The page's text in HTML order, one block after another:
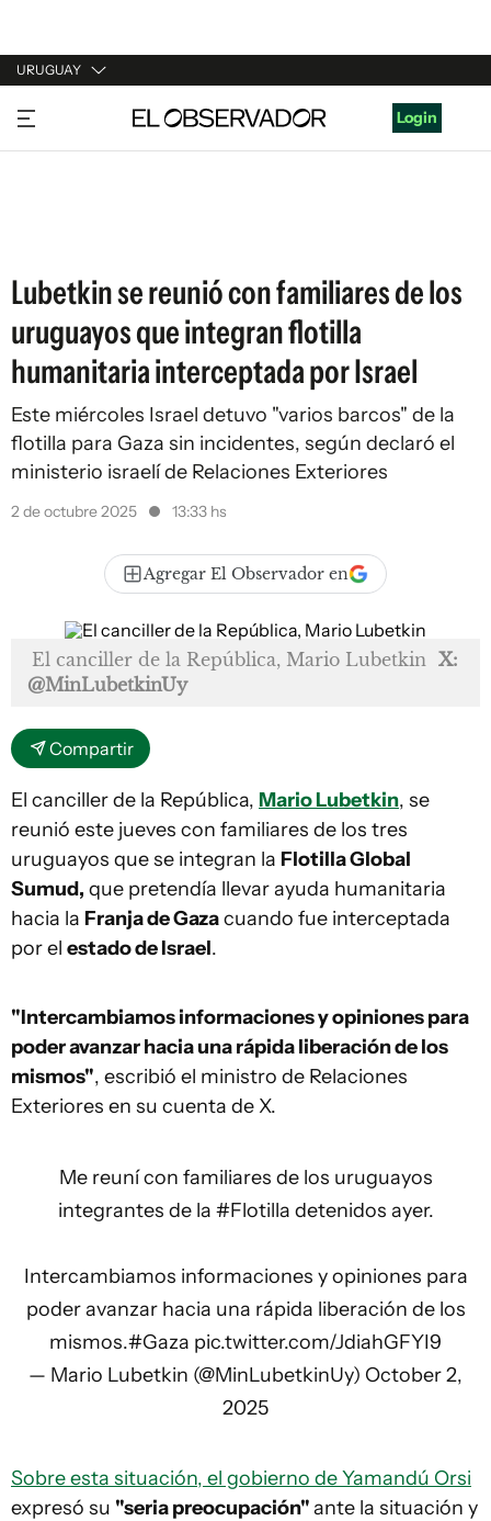
URUGUAY
URUGUAY
ARGENTINA
Login
Lubetkin se reunió con familiares de los
uruguayos que integran flotilla
humanitaria interceptada por Israel
Este miércoles Israel detuvo "varios barcos" de la
flotilla para Gaza sin incidentes, según declaró el
ministerio israelí de Relaciones Exteriores
2 de octubre 2025 13:33 hs
Agregar El Observador en
El canciller de la República, Mario Lubetkin X:
@MinLubetkinUy
Compartir
El canciller de la República, Mario Lubetkin, se
reunió este jueves con familiares de los tres
uruguayos que se integran la Flotilla Global
Sumud, que pretendía llevar ayuda humanitaria
hacia la Franja de Gazacuando fue interceptada
por el estado de Israel.
"Intercambiamos informaciones y opiniones para
poder avanzar hacia una rápida liberación de los
mismos", escribió el ministro de Relaciones
Exteriores en su cuenta de X.
Me reuní con familiares de los uruguayos
integrantes de la #Flotilla detenidos ayer.
Intercambiamos informaciones y opiniones para
poder avanzar hacia una rápida liberación de los
mismos.#Gaza pic.twitter.com/JdiahGFYI9
— Mario Lubetkin (@MinLubetkinUy) October 2,
2025
Sobre esta situación, el gobierno de Yamandú Orsi
expresó su "seria preocupación"ante la situación y